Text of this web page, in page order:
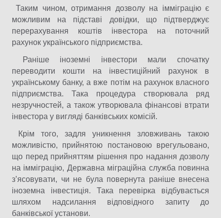
Таким чином, отримання дозволу на імміграцію є
можливим на підставі довідки, що підтверджує
перерахування коштів інвестора на поточний
рахунок українського підприємства.
Раніше іноземні інвестори мали спочатку
переводити кошти на інвестиційний рахунок в
українському банку, а вже потім на рахунок власного
підприємства. Така процедура створювала ряд
незручностей, а також утворювала фінансові втрати
інвестора у вигляді банківських комісій.
Крім того, задля уникнення зловживань такою
можливістю, прийнятою постановою врегульовано,
що перед прийняттям рішення про надання дозволу
на імміграцію, Державна міграційна служба повинна
з’ясовувати, чи не була повернута раніше внесена
іноземна інвестиція. Така перевірка відбувається
шляхом надсилання відповідного запиту до
банківської установи.